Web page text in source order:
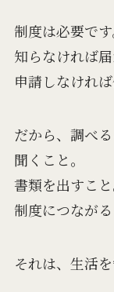
制度は必要です
知らなければ
申請しなけれ
だから、調べる
聞くこと。
書類を出すこと
制度につながる
それは、生活